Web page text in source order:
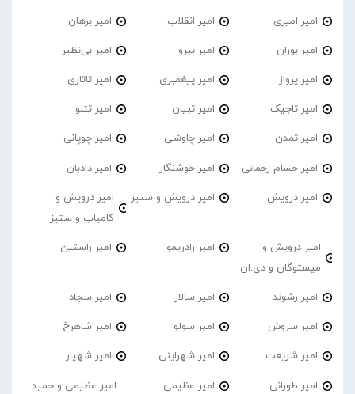
امیر امیری امیر انقلاب امیر برهان
امیر‌ بوران امیر بیرو امیر بی‌نظیر
امیر پرواز امیر پیغمبری امیر تاتاری
امیر تاجیک امیر تبیان امیر تتلو
امیر تمدن امیر چاوشی امیر چوپانی
امیر حسام رحمانی امیر خوشنگار امیر دادبان
امیر درویش امیر درویش و ستیز
امیر درویش و
کامیاب و ستیز
امیر درویش و
میستوگان و دی.ان
امیر رادریمو امیر راستین
امیر رشوند امیر سالار امیر سجاد
امیر سروش امیر سولو امیر شاهرخ
امیر شریعت امیر شهراینی امیر شهیار
امیر طورانی امیر عظیمی
امیر عظیمی و حمید